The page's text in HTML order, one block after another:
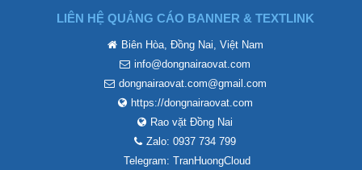
LIÊN HỆ QUẢNG CÁO BANNER & TEXTLINK
Biên Hòa, Đồng Nai, Việt Nam
info@dongnairaovat.com
dongnairaovat.com@gmail.com
https://dongnairaovat.com
Rao vặt Đồng Nai
Zalo: 0937 734 799
Telegram: TranHuongCloud